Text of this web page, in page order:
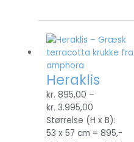
Heraklis
kr. 895,00 –
kr. 3.995,00
Størrelse (H x B):
53 x 57 cm = 895,-